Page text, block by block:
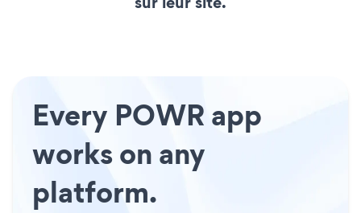
Every POWR app
works on any
platform.